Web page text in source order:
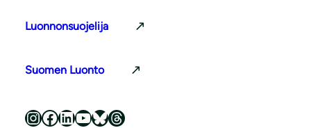
Luonnonsuojelija
Suomen Luonto
Luonnonsuojeluliitto Instagramissa Luonnonsuojeluliitto Facebookissa Luonnonsuojeluliitto LinkedInissä Luonnonsuojeluliiton YouTube-kanava Luonnonsuojeluliitto Blueskyssa Luonnonsuojeluliitto Threadsissa